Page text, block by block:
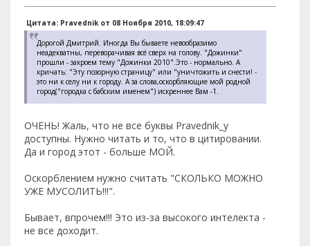
Цитата: Pravednik от 08 Ноября 2010, 18:09:47
Дорогой Дмитрий. Иногда Вы бываете невообразимо
неадекватны, переворачивая всё сверх на голову. "Дожинки"
прошли - закроем тему "Дожинки 2010".Это - нормально. А
кричать: "Эту позорную страницу" или "уничтожить и снести! -
это ни к селу ни к городу. А за слова,оскорбляющие мой родной
город("городка с бабским именем") искреннее Вам -1.
ОЧЕНЬ! Жаль, что не все буквы Pravednik_у
доступны. Нужно читать и то, что в цитировании.
Да и город этот - больше МОЙ.
Оскорблением нужно считать "СКОЛЬКО МОЖНО
УЖЕ МУСОЛИТЬ!!!".
Бывает, впрочем!!! Это из-за высокого интелекта -
не все доходит.